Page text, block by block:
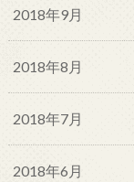
2018年9月
2018年8月
2018年7月
2018年6月